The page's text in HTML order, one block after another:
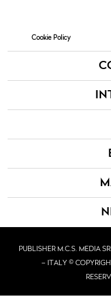
Cookie Policy
PUBLISHER M.C.S. MEDIA SRL
– ITALY ©